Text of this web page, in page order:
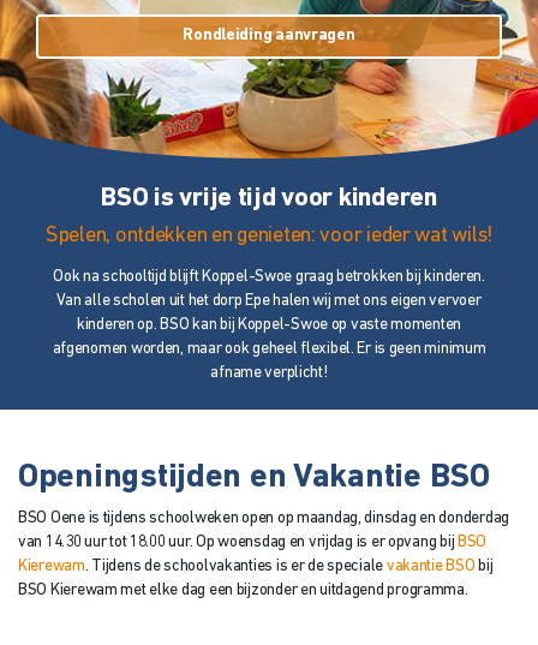
Rondleiding aanvragen
BSO is vrije tijd voor kinderen
Spelen, ontdekken en genieten: voor ieder wat wils!
Ook na schooltijd blijft Koppel-Swoe graag betrokken bij kinderen.
Van alle scholen uit het dorp Epe halen wij met ons eigen vervoer
kinderen op. BSO kan bij Koppel-Swoe op vaste momenten
afgenomen worden, maar ook geheel flexibel. Er is geen minimum
afname verplicht!
Openingstijden en Vakantie BSO
BSO Oene is tijdens schoolweken open op maandag, dinsdag en donderdag
van 14.30 uur tot 18.00 uur. Op woensdag en vrijdag is er opvang bij BSO
Kierewam. Tijdens de schoolvakanties is er de speciale vakantie BSO bij
BSO Kierewam met elke dag een bijzonder en uitdagend programma.